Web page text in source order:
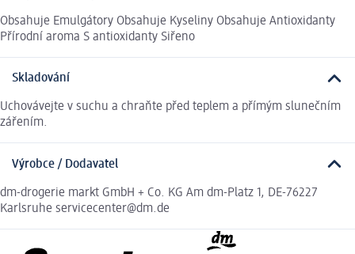
Obsahuje Emulgátory Obsahuje Kyseliny Obsahuje Antioxidanty
Přírodní aroma S antioxidanty Siřeno
Skladování
Uchovávejte v suchu a chraňte před teplem a přímým slunečním
zářením.
Výrobce / Dodavatel
dm-drogerie markt GmbH + Co. KG Am dm-Platz 1, DE-76227
Karlsruhe servicecenter@dm.de